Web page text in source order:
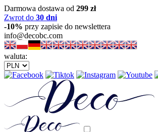
Darmowa dostawa od 299 zł
Zwrot do 30 dni
-10% przy zapisie do newslettera
info@decobc.com
waluta: